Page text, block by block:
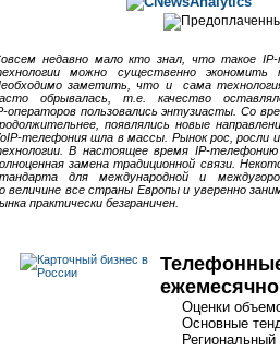
недавно мало кто знал, что такое
можно существенно
заметить, что и сама
обрывалась, т.е. качество
операторов пользовались энтузиасты. Со
появлялись новые
телефония шла в массы. Рынок рос, росли
В настоящее время IP-телефонию
замена традиционной связи.
для международной и
величине все страны Европы и уверенно
практически безграничен.
ежемесячно
Оценки
Основные
Региональный